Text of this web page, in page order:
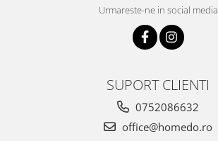
Urmareste-ne in social media
SUPORT CLIENTI
0752086632
office@homedo.ro